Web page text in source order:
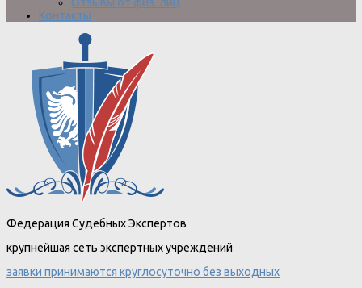
Отзывы от физ. лиц
Контакты
Федерация Судебных Экспертов
крупнейшая сеть экспертных учреждений
заявки принимаются круглосуточно без выходных